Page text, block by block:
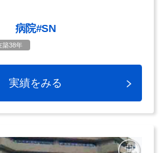
病院#SN
築38年
実績をみる